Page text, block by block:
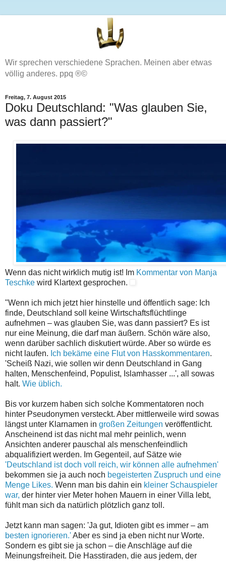
Wir sprechen verschiedene Sprachen. Meinen aber etwas
völlig anderes. ppq ®©
Freitag, 7. August 2015
Doku Deutschland: "Was glauben Sie,
was dann passiert?"
Wenn das nicht wirklich mutig ist! Im Kommentar von Manja
Teschke wird Klartext gesprochen.
"Wenn ich mich jetzt hier hinstelle und öffentlich sage: Ich
finde, Deutschland soll keine Wirtschaftsflüchtlinge
aufnehmen – was glauben Sie, was dann passiert? Es ist
nur eine Meinung, die darf man äußern. Schön wäre also,
wenn darüber sachlich diskutiert würde. Aber so würde es
nicht laufen. Ich bekäme eine Flut von Hasskommentaren.
'Scheiß Nazi, wie sollen wir denn Deutschland in Gang
halten, Menschenfeind, Populist, Islamhasser ...', all sowas
halt. Wie üblich.
Bis vor kurzem haben sich solche Kommentatoren noch
hinter Pseudonymen versteckt. Aber mittlerweile wird sowas
längst unter Klarnamen in großen Zeitungen veröffentlicht.
Anscheinend ist das nicht mal mehr peinlich, wenn
Ansichten anderer pauschal als menschenfeindlich
abqualifiziert werden. Im Gegenteil, auf Sätze wie
'Deutschland ist doch voll reich, wir können alle aufnehmen'
bekommen sie ja auch noch begeisterten Zuspruch und eine
Menge Likes. Wenn man bis dahin ein kleiner Schauspieler
war, der hinter vier Meter hohen Mauern in einer Villa lebt,
fühlt man sich da natürlich plötzlich ganz toll.
Jetzt kann man sagen: 'Ja gut, Idioten gibt es immer – am
besten ignorieren.'Aber es sind ja eben nicht nur Worte.
Sondern es gibt sie ja schon – die Anschläge auf die
Meinungsfreiheit. Die Hasstiraden, die aus jedem, der